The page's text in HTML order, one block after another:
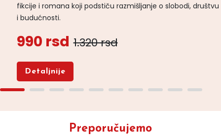
fikcije i romana koji podstiču razmišljanje o slobodi, društvu
i budućnosti.
990 rsd 1.320 rsd
Detaljnije
Preporučujemo